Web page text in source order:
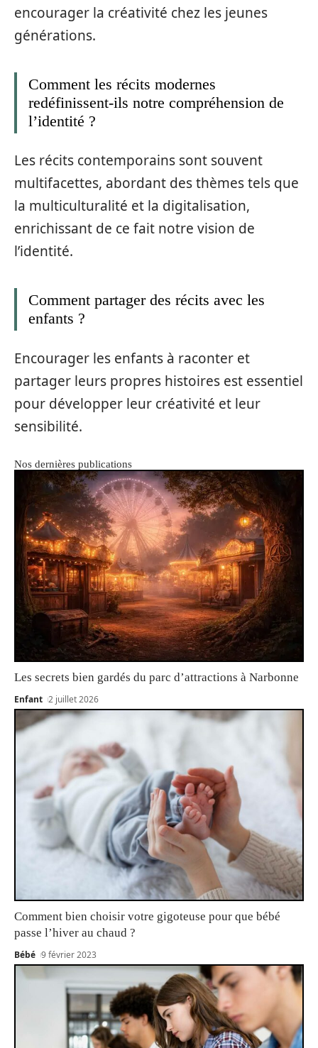
encourager la créativité chez les jeunes
générations.
Comment les récits modernes
redéfinissent-ils notre compréhension de
l’identité ?
Les récits contemporains sont souvent
multifacettes, abordant des thèmes tels que
la multiculturalité et la digitalisation,
enrichissant de ce fait notre vision de
l’identité.
Comment partager des récits avec les
enfants ?
Encourager les enfants à raconter et
partager leurs propres histoires est essentiel
pour développer leur créativité et leur
sensibilité.
Nos dernières publications
Les secrets bien gardés du parc d’attractions à Narbonne
Enfant 2 juillet 2026
Comment bien choisir votre gigoteuse pour que bébé
passe l’hiver au chaud ?
Bébé 9 février 2023